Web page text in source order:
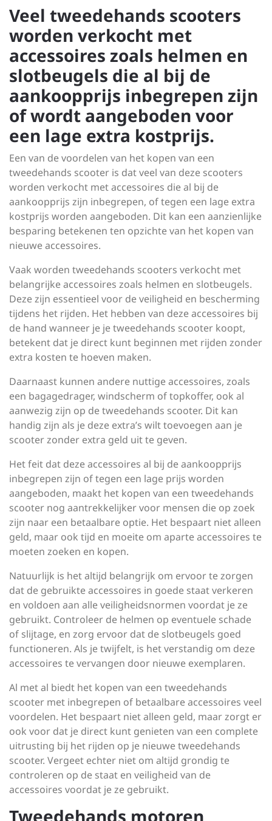
Veel tweedehands scooters
worden verkocht met
accessoires zoals helmen en
slotbeugels die al bij de
aankoopprijs inbegrepen zijn
of wordt aangeboden voor
een lage extra kostprijs.
Een van de voordelen van het kopen van een
tweedehands scooter is dat veel van deze scooters
worden verkocht met accessoires die al bij de
aankoopprijs zijn inbegrepen, of tegen een lage extra
kostprijs worden aangeboden. Dit kan een aanzienlijke
besparing betekenen ten opzichte van het kopen van
nieuwe accessoires.
Vaak worden tweedehands scooters verkocht met
belangrijke accessoires zoals helmen en slotbeugels.
Deze zijn essentieel voor de veiligheid en bescherming
tijdens het rijden. Het hebben van deze accessoires bij
de hand wanneer je je tweedehands scooter koopt,
betekent dat je direct kunt beginnen met rijden zonder
extra kosten te hoeven maken.
Daarnaast kunnen andere nuttige accessoires, zoals
een bagagedrager, windscherm of topkoffer, ook al
aanwezig zijn op de tweedehands scooter. Dit kan
handig zijn als je deze extra’s wilt toevoegen aan je
scooter zonder extra geld uit te geven.
Het feit dat deze accessoires al bij de aankoopprijs
inbegrepen zijn of tegen een lage prijs worden
aangeboden, maakt het kopen van een tweedehands
scooter nog aantrekkelijker voor mensen die op zoek
zijn naar een betaalbare optie. Het bespaart niet alleen
geld, maar ook tijd en moeite om aparte accessoires te
moeten zoeken en kopen.
Natuurlijk is het altijd belangrijk om ervoor te zorgen
dat de gebruikte accessoires in goede staat verkeren
en voldoen aan alle veiligheidsnormen voordat je ze
gebruikt. Controleer de helmen op eventuele schade
of slijtage, en zorg ervoor dat de slotbeugels goed
functioneren. Als je twijfelt, is het verstandig om deze
accessoires te vervangen door nieuwe exemplaren.
Al met al biedt het kopen van een tweedehands
scooter met inbegrepen of betaalbare accessoires veel
voordelen. Het bespaart niet alleen geld, maar zorgt er
ook voor dat je direct kunt genieten van een complete
uitrusting bij het rijden op je nieuwe tweedehands
scooter. Vergeet echter niet om altijd grondig te
controleren op de staat en veiligheid van de
accessoires voordat je ze gebruikt.
Tweedehands motoren